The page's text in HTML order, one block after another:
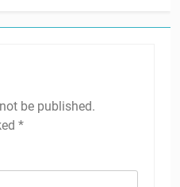
be published.
*